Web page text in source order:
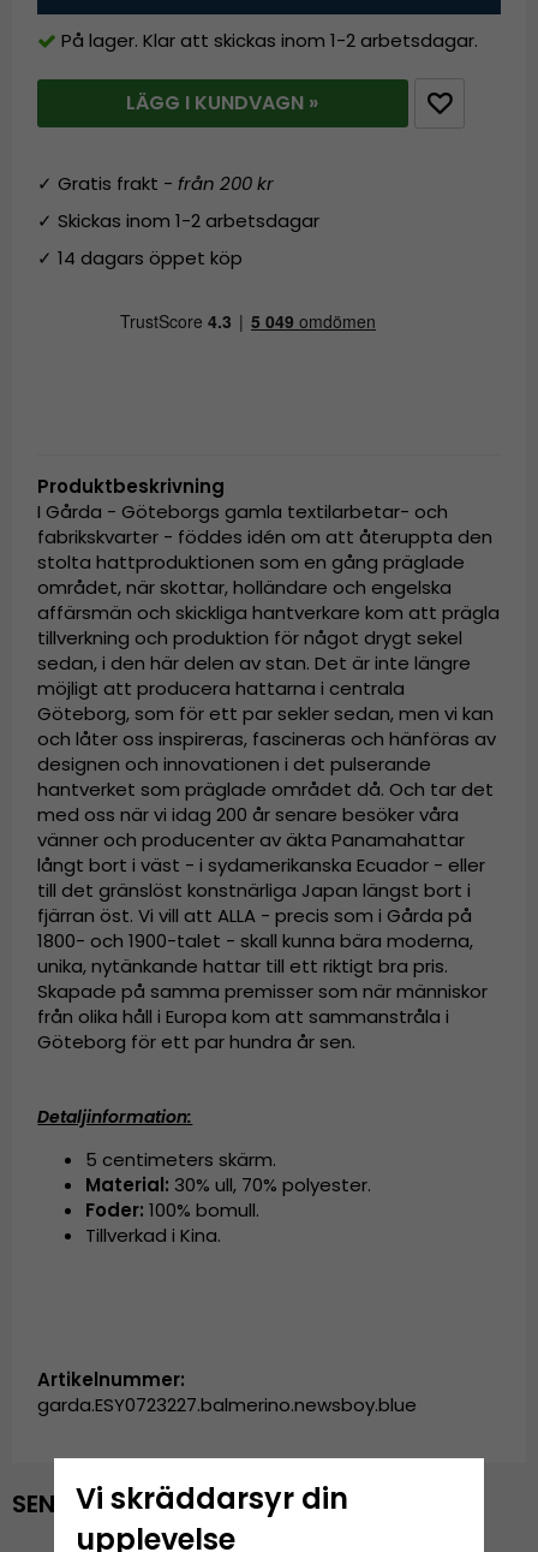
På lager. Klar att skickas inom 1-2 arbetsdagar.
LÄGG I KUNDVAGN »
✓ Gratis frakt -från 200 kr
✓ Skickas inom 1-2 arbetsdagar
✓ 14 dagars öppet köp
Produktbeskrivning
I Gårda - Göteborgs gamla textilarbetar- och
fabrikskvarter - föddes idén om att återuppta den
stolta hattproduktionen som en gång präglade
området, när skottar, holländare och engelska
affärsmän och skickliga hantverkare kom att prägla
tillverkning och produktion för något drygt sekel
sedan, i den här delen av stan. Det är inte längre
möjligt att producera hattarna i centrala
Göteborg, som för ett par sekler sedan, men vi kan
och låter oss inspireras, fascineras och hänföras av
designen och innovationen i det pulserande
hantverket som präglade området då. Och tar det
med oss när vi idag 200 år senare besöker våra
vänner och producenter av äkta Panamahattar
långt bort i väst - i sydamerikanska Ecuador - eller
till det gränslöst konstnärliga Japan längst bort i
fjärran öst. Vi vill att ALLA - precis som i Gårda på
1800- och 1900-talet - skall kunna bära moderna,
unika, nytänkande hattar till ett riktigt bra pris.
Skapade på samma premisser som när människor
från olika håll i Europa kom att sammanstråla i
Göteborg för ett par hundra år sen.
Detaljinformation:
5 centimeters skärm.
Material: 30% ull, 70% polyester.
Foder: 100% bomull.
Tillverkad i Kina.
Artikelnummer:
garda.ESY0723227.balmerino.newsboy.blue
SENAST VISADE PRODUKTER
Vi skräddarsyr din
upplevelse